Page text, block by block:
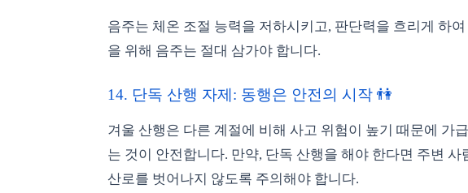
음주는 체온 조절 능력을 저하시키고, 판단력을 흐리게 하
을 위해 음주는 절대 삼가야 합니다.
14. 단독 산행 자제: 동행은 안전의 시작 👫
겨울 산행은 다른 계절에 비해 사고 위험이 높기 때문에 가
는 것이 안전합니다. 만약, 단독 산행을 해야 한다면 주변
산로를 벗어나지 않도록 주의해야 합니다.